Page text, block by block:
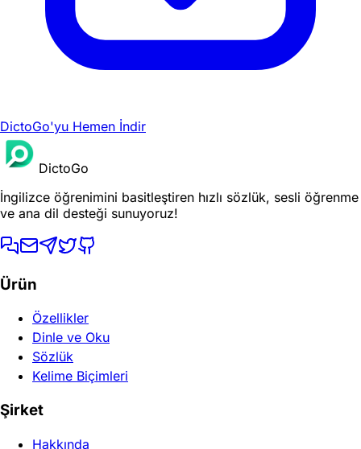
DictoGo'yu Hemen İndir
DictoGo
İngilizce öğrenimini basitleştiren hızlı sözlük, sesli öğrenme
ve ana dil desteği sunuyoruz!
Ürün
Özellikler
Dinle ve Oku
Sözlük
Kelime Biçimleri
Şirket
Hakkında